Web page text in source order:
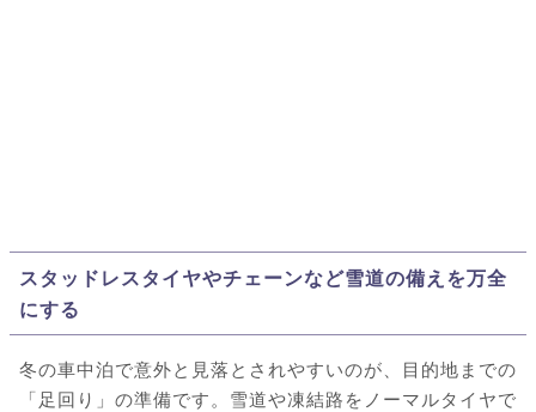
スタッドレスタイヤやチェーンなど雪道の備えを万全
にする
冬の車中泊で意外と見落とされやすいのが、目的地までの
「足回り」の準備です。雪道や凍結路をノーマルタイヤで